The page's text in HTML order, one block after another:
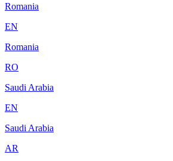
Romania
EN
Romania
RO
Saudi Arabia
EN
Saudi Arabia
AR